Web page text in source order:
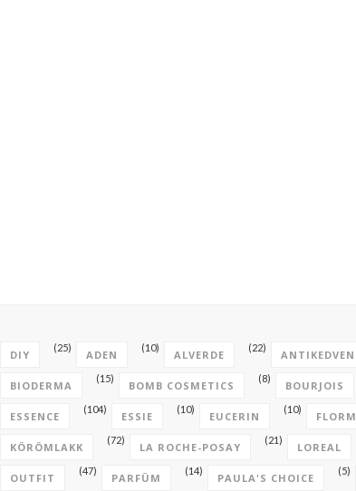
DIY
(25)
ADEN
(10)
ALVERDE
(22)
BIODERMA
(15)
BOMB COSMETICS
(8)
BOURJOIS
ESSENCE
(104)
ESSIE
(10)
EUCERIN
(10)
KÖRÖMLAKK
(72)
LA ROCHE-POSAY
(21)
LOREAL
OUTFIT
(47)
PARFÜM
(14)
PAULA'S CHOICE
(5)